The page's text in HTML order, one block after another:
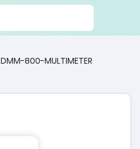
DMM-800-MULTIMETER